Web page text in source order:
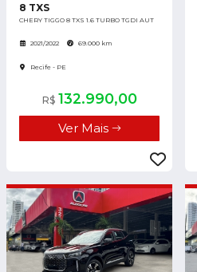
8 TXS
CHERY TIGGO 8 TXS 1.6 TURBO TGDI AUT
2021/2022 69.000 km
Recife - PE
R$ 132.990,00
Ver Mais